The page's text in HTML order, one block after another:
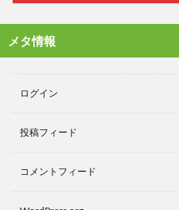
メタ情報
ログイン
投稿フィード
コメントフィード